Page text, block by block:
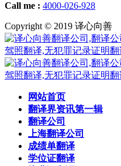
Call me : 4000-026-928
Copyright © 2019 译心向善
网站首页
翻译界资讯第一辑
翻译公司
上海翻译公司
成绩单翻译
学位证翻译